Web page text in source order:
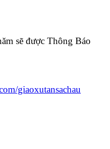
sẽ được Thông Báo
giaoxutansachau